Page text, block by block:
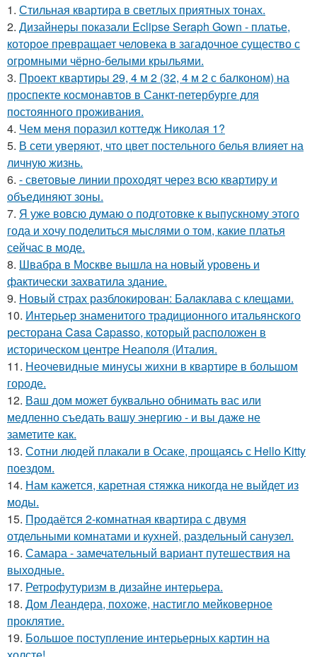
1. Стильная квартира в светлых приятных тонах.
2. Дизайнеры показали Eclipse Seraph Gown - платье,
которое превращает человека в загадочное существо с
огромными чёрно-белыми крыльями.
3. Проект квартиры 29, 4 м 2 (32, 4 м 2 с балконом) на
проспекте космонавтов в Санкт-петербурге для
постоянного проживания.
4. Чем меня поразил коттедж Николая 1?
5. В сети уверяют, что цвет постельного белья влияет на
личную жизнь.
6. - световые линии проходят через всю квартиру и
объединяют зоны.
7. Я уже вовсю думаю о подготовке к выпускному этого
года и хочу поделиться мыслями о том, какие платья
сейчас в моде.
8. Швабра в Москве вышла на новый уровень и
фактически захватила здание.
9. Новый страх разблокирован: Балаклава с клещами.
10. Интерьер знаменитого традиционного итальянского
ресторана Casa Capasso, который расположен в
историческом центре Неаполя (Италия.
11. Неочевидные минусы жихни в квартире в большом
городе.
12. Ваш дом может буквально обнимать вас или
медленно съедать вашу энергию - и вы даже не
заметите как.
13. Сотни людей плакали в Осаке, прощаясь с Hello Kitty
поездом.
14. Нам кажется, каретная стяжка никогда не выйдет из
моды.
15. Продаётся 2-комнатная квартира с двумя
отдельными комнатами и кухней, раздельный санузел.
16. Самара - замечательный вариант путешествия на
выходные.
17. Ретрофутуризм в дизайне интерьера.
18. Дом Леандера, похоже, настигло мейковерное
проклятие.
19. Большое поступление интерьерных картин на